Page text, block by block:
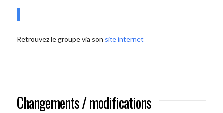
Retrouvez le groupe via son site internet
Changements / modifications